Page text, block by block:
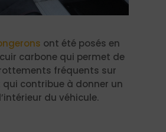
ont été posés en
carbone qui permet de
fréquents sur
qui contribue à donner un
du véhicule.